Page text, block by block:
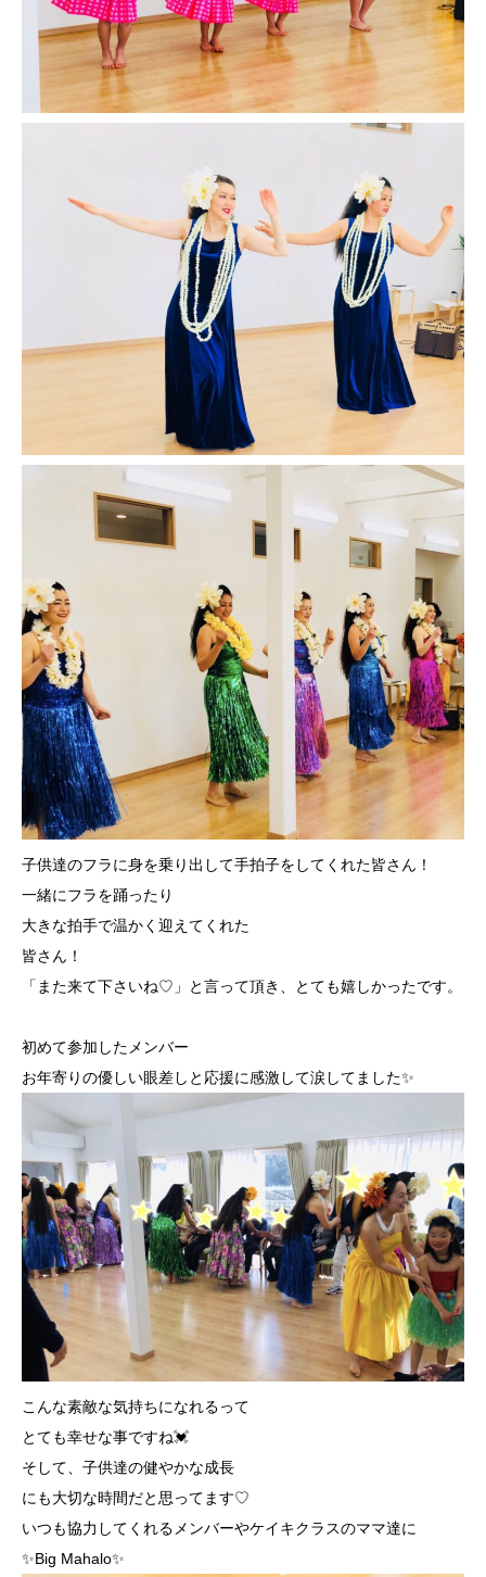
子供達のフラに身を乗り出して手拍子をしてくれた皆さん！
一緒にフラを踊ったり
大きな拍手で温かく迎えてくれた
皆さん！
「また来て下さいね♡」と言って頂き、とても嬉しかったです。
初めて参加したメンバー
お年寄りの優しい眼差しと応援に感激して涙してました✨
こんな素敵な気持ちになれるって
とても幸せな事ですね💓
そして、子供達の健やかな成長
にも大切な時間だと思ってます♡
いつも協力してくれるメンバーやケイキクラスのママ達に
✨Big Mahalo✨